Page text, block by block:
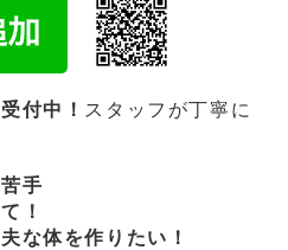
付中！ スタッフが丁寧に
手
！
な体を作りたい！